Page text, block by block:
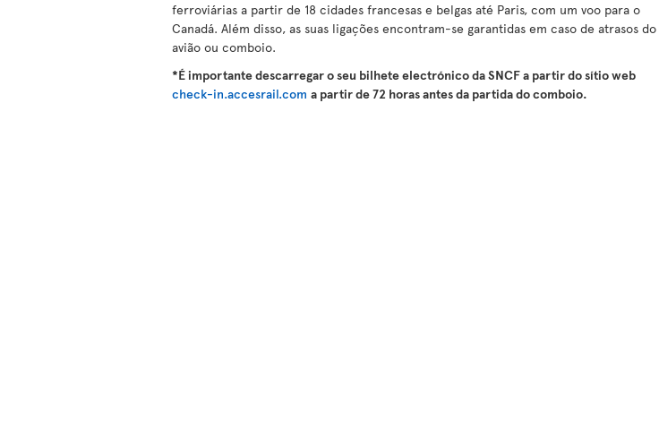
ferroviárias a partir de 18 cidades francesas e belgas até Paris, com um voo para o
Canadá. Além disso, as suas ligações encontram-se garantidas em caso de atrasos do
avião ou comboio.
*É importante descarregar o seu bilhete electrónico da SNCF a partir do sítio web
check-in.accesrail.com a partir de 72 horas antes da partida do comboio.